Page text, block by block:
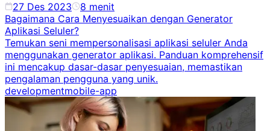
27 Des 2023 8 menit
Bagaimana Cara Menyesuaikan dengan Generator
Aplikasi Seluler?
Temukan seni mempersonalisasi aplikasi seluler Anda
menggunakan generator aplikasi. Panduan komprehensif
ini mencakup dasar-dasar penyesuaian, memastikan
pengalaman pengguna yang unik.
developmentmobile-app